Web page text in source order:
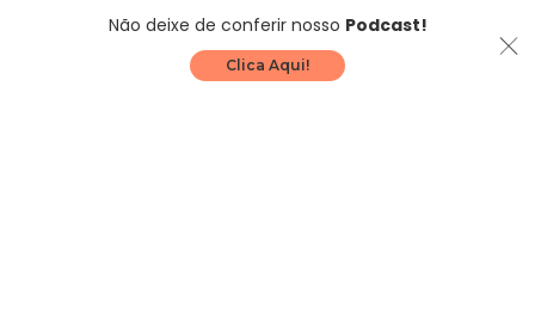
Não deixe de conferir nosso Podcast!
Clica Aqui!